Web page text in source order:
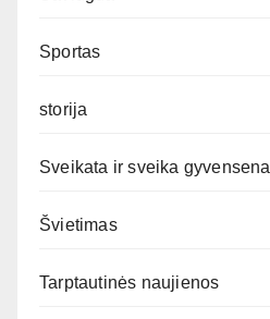
Sportas
storija
Sveikata ir sveika gyvensena
Švietimas
Tarptautinės naujienos